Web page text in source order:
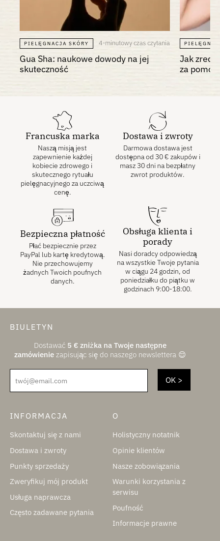
PIELĘGNACJA SKÓRY 4-minutowy czas czytania
Gua Sha: naukowe dowody na jej
skuteczność
Jak
za
Francuska marka
Naszą misją jest
zapewnienie każdej
kobiecie zdrowego i
skutecznego rytuału
pielęgnacyjnego za uczciwą
cenę.
Dostawa i zwroty
Darmowa dostawa jest
dostępna od 30 € zakupów i
masz 30 dni na bezpłatny
zwrot produktów.
Bezpieczna płatność
Płać bezpiecznie przez
PayPal lub kartę kredytową.
Nie przechowujemy
żadnych Twoich poufnych
danych.
Obsługa klienta i
porady
Nasi doradcy odpowiedzą
na wszystkie Twoje pytania
w ciągu 24 godzin, od
poniedziałku do piątku w
godzinach 9:00-18:00.
BIULETYN
Dostawać 5 € zniżka na Twoje następne
zamówienie zapisując się do naszego newslettera 😌
twój@email.com
INFORMACJA
Skontaktuj się z nami
Dostawa i zwroty
Punkty sprzedaży
Zweryfikuj mój produkt
Usługa naprawcza
Często zadawane pytania
O
Holistyczny notatnik
Opinie klientów
Nasze zobowiązania
Warunki korzystania z
serwisu
Poufność
Informacje prawne